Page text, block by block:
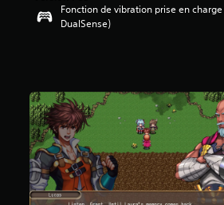
t
s
s
u
r
5
(
5
3
Fonction de vibration prise en
DualSense)